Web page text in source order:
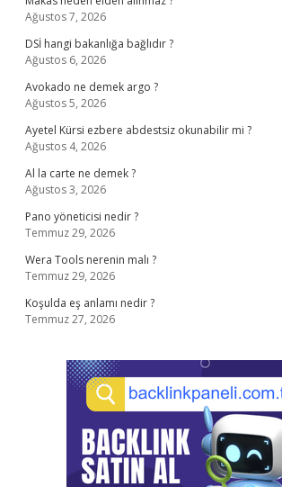
Ağustos 7, 2026
DSİ hangi bakanlığa bağlıdır ?
Ağustos 6, 2026
Avokado ne demek argo ?
Ağustos 5, 2026
Ayetel Kürsi ezbere abdestsiz okunabilir mi ?
Ağustos 4, 2026
Al la carte ne demek ?
Ağustos 3, 2026
Pano yöneticisi nedir ?
Temmuz 29, 2026
Wera Tools nerenin malı ?
Temmuz 29, 2026
Koşulda eş anlamı nedir ?
Temmuz 27, 2026